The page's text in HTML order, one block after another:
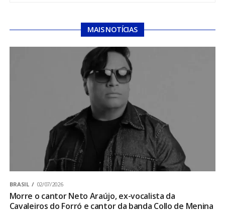
MAIS NOTÍCIAS
BRASIL 02/07/2026
Morre o cantor Neto Araújo, ex-vocalista da
Cavaleiros do Forró e cantor da banda Collo de Menina